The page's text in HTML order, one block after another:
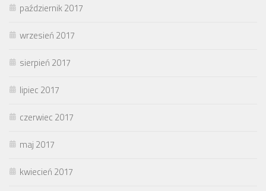
październik 2017
wrzesień 2017
sierpień 2017
lipiec 2017
czerwiec 2017
maj 2017
kwiecień 2017